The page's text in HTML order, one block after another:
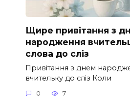
Щире привітання з
народження
слова до сліз
Привітання з днем
вчительку до сліз Коли
0 7